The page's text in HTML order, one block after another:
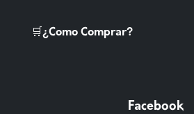
🛒¿Como Comprar?
Facebook